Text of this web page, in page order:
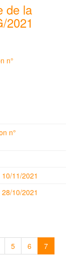
de la
2021
n°
n°
11/2021
10/2021
5 6 7